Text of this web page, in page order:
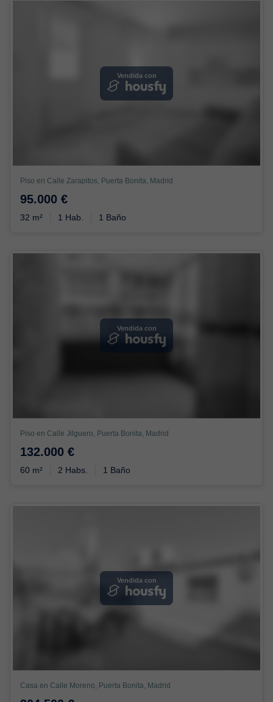
Vendida con
Piso en Calle Zarapitos, Puerta Bonita, Madrid
95.000 €
32 m² 1 Hab. 1 Baño
Vendida con
Piso en Calle Jilguero, Puerta Bonita, Madrid
132.000 €
60 m² 2 Habs. 1 Baño
Vendida con
Casa en Calle Moreno, Puerta Bonita, Madrid